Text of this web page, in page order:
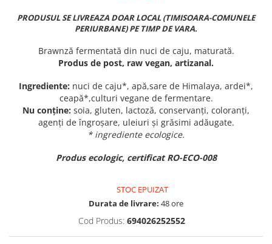
PRODUSE ECO / ORGANICE
COSMETICE
TOATE PRODUSELE
PRODUSUL SE LIVREAZA DOAR LOCAL (TIMISOARA-COMUNELE
PERIURBANE) PE TIMP DE VARA.
Brawnză fermentată din nuci de caju, maturată.
Produs de post, raw vegan, artizanal.
Ingrediente: nuci de caju*, apă,sare de Himalaya, ardei*,
ceapă*,culturi vegane de fermentare.
Nu conține: soia, gluten, lactoză, conservanți, coloranți,
agenți de îngroșare, uleiuri și grăsimi adăugate.
* ingrediente ecologice.
Produs ecologic, certificat RO-ECO-008
STOC EPUIZAT
Durata de livrare: 48 ore
Cod Produs: 694026252552